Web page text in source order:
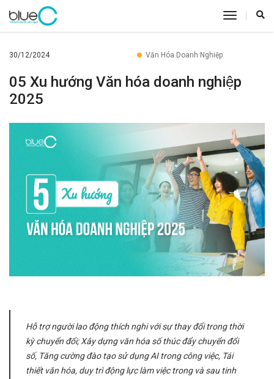
toggle
30/12/2024 Văn Hóa Doanh Nghiệp
05 Xu hướng Văn hóa doanh nghiệp
2025
Hỗ trợ người lao động thích nghi với sự thay đổi trong thời
kỳ chuyển đổi; Xây dựng văn hóa số thúc đẩy chuyển đổi
số, Tăng cường đào tạo sử dụng AI trong công việc, Tái
thiết văn hóa, duy trì động lực làm việc trong và sau tinh